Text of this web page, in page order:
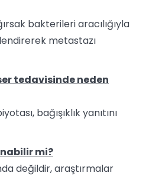
bakterileri aracılığıyla
metastazı
tedavisinde neden
bağışıklık yanıtını
mi?
değildir, araştırmalar